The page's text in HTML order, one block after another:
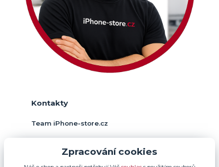
Kontakty
Team iPhone-store.cz
(Po-Pá, 9-17 hod.)Zpracování cookies